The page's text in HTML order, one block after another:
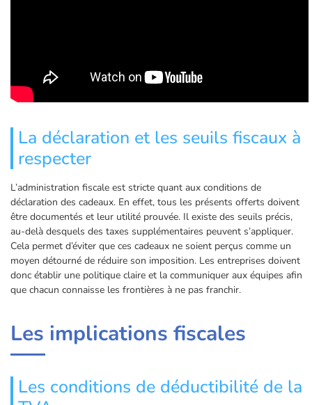
La déclaration et les seuils fiscaux à
respecter
L’administration fiscale est stricte quant aux conditions de
déclaration des cadeaux. En effet, tous les présents offerts doivent
être documentés et leur utilité prouvée. Il existe des seuils précis,
au-delà desquels des taxes supplémentaires peuvent s’appliquer.
Cela permet d’éviter que ces cadeaux ne soient perçus comme un
moyen détourné de réduire son imposition. Les entreprises doivent
donc établir une politique claire et la communiquer aux équipes afin
que chacun connaisse les frontières à ne pas franchir.
Les implications fiscales
Les conditions de déductibilité de la